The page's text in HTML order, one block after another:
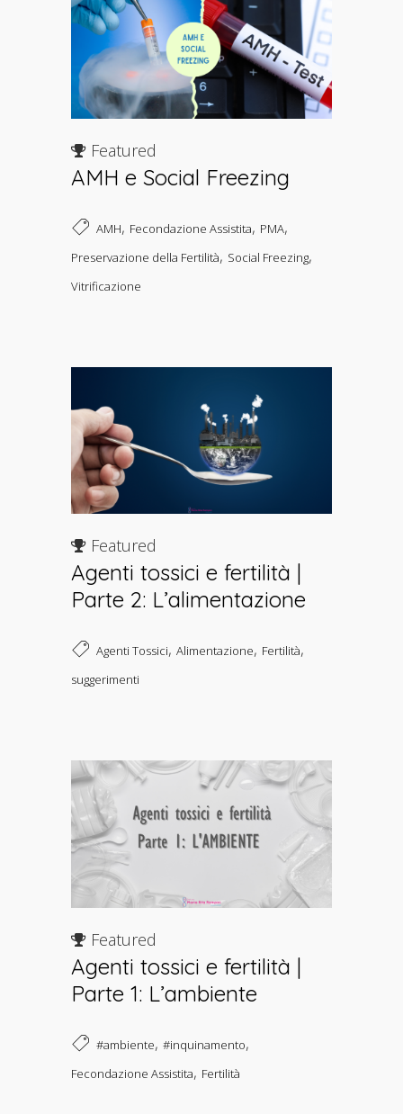
Featured
AMH e Social Freezing
AMH, Fecondazione Assistita, PMA,
Preservazione della Fertilità, Social Freezing,
Vitrificazione
Featured
Agenti tossici e fertilità |
Parte 2: L’alimentazione
Agenti Tossici, Alimentazione, Fertilità,
suggerimenti
Featured
Agenti tossici e fertilità |
Parte 1: L’ambiente
#ambiente, #inquinamento,
Fecondazione Assistita, Fertilità